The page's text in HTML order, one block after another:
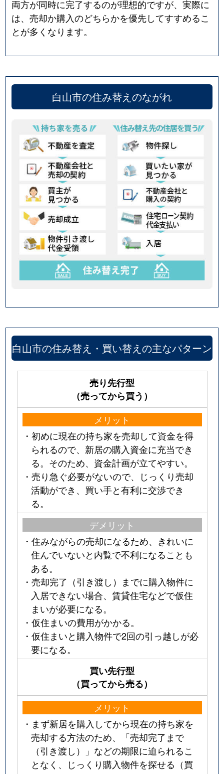
両方が同時に完了するのが理想的ですが、実際に
は、売却か購入のどちらかを優先してすすめるこ
とが多くなります。
白山市の住み替えのながれ
白山市の住み替え・買い替えの主なパターン
売り先行型
（売ってから買う）
メリット
・初めに現在の持ち家を売却して資金を得
られるので、新居の購入資金に充当でき
る。そのため、資金計画が立てやすい。
・売り急ぐ必要がないので、じっくり売却
活動ができ、買い手と有利に交渉でき
る。
デメリット
・住みながらの売却になるため、きれいに
住んでいないと内覧で不利になることも
ある。
・売却完了（引き渡し）までに購入物件に
入居できない場合、賃貸住宅などで仮住
まいが必要になる。
・仮住まいの費用がかかる。
・仮住まいと購入物件で2回の引っ越しが必
要になる。
買い先行型
（買ってから売る）
メリット
・まず新居を購入してから現在の持ち家を
売却する方法のため、「売却完了まで
（引き渡し）」などの期限に迫られるこ
となく、じっくり購入物件を探せる（買